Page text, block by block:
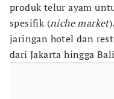
produk telur ayam
spesifik (niche market
jaringan hotel dan
dari Jakarta hingga